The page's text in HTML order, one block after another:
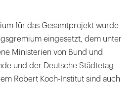
für das Gesamtprojekt wurde
eingesetzt, dem unter
Ministerien von Bund und
und der Deutsche Städtetag
Robert Koch-Institut sind auch